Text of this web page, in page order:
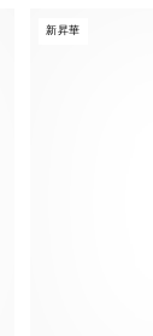
新昇華